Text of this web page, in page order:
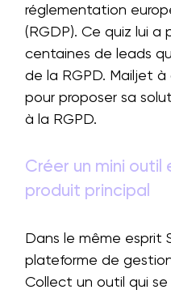
réglementation
(RGDP). Ce quiz lui a
centaines de leads
de la RGPD. Mailjet
pour proposer sa
à la RGPD.
Créer un mini outil
produit principal
Dans le même esprit
plateforme de
Collect un outil qui